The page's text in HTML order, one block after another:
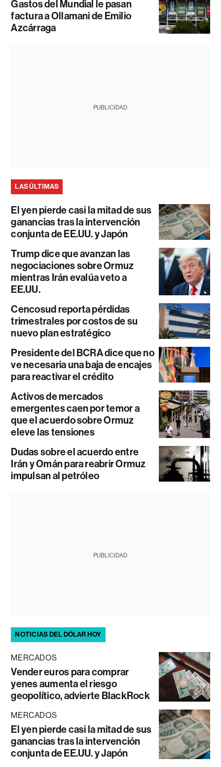
Gastos del Mundial le pasan
factura a Ollamani de Emilio
Azcárraga
PUBLICIDAD
LAS ÚLTIMAS
El yen pierde casi la mitad de sus
ganancias tras la intervención
conjunta de EE.UU. y Japón
Trump dice que avanzan las
negociaciones sobre Ormuz
mientras Irán evalúa veto a
EE.UU.
Cencosud reporta pérdidas
trimestrales por costos de su
nuevo plan estratégico
Presidente del BCRA dice que no
ve necesaria una baja de encajes
para reactivar el crédito
Activos de mercados
emergentes caen por temor a
que el acuerdo sobre Ormuz
eleve las tensiones
Dudas sobre el acuerdo entre
Irán y Omán para reabrir Ormuz
impulsan al petróleo
PUBLICIDAD
NOTICIAS DEL DÓLAR HOY
MERCADOS
Vender euros para comprar
yenes aumenta el riesgo
geopolítico, advierte BlackRock
MERCADOS
El yen pierde casi la mitad de sus
ganancias tras la intervención
conjunta de EE.UU. y Japón